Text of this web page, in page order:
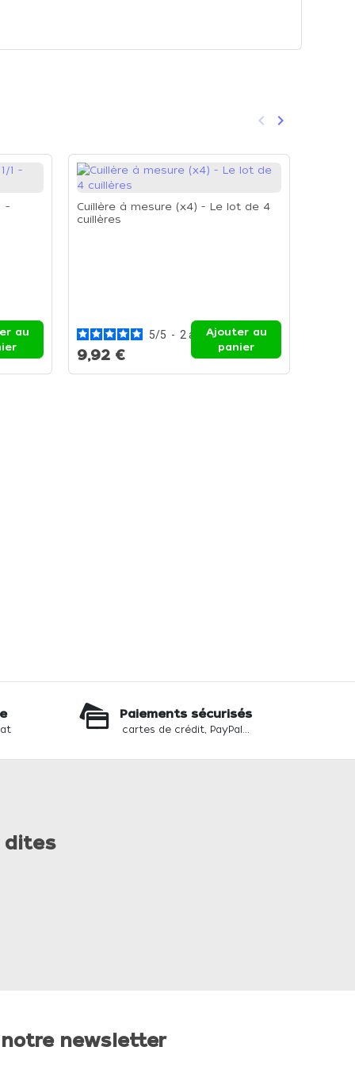
Précédent
keyboard_arrow_left Suivant
keyboard_arrow_right
-
au
Cuillère à mesure (x4) - Le lot de 4
cuillères
5/5 - 2 avis
9,92 €
Ajouter au
panier
Paiements sécurisés
cartes de crédit, PayPal...
dites
newsletter